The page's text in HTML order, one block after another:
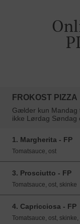
FROKOST PIZZA
Gælder kun Mandag
ikke Lørdag Søndag
1. Margherita - FP
Tomatsauce, ost
3. Prosciutto - FP
Tomatsauce, ost, skinke
4. Capricciosa - FP
Tomatsauce, ost,